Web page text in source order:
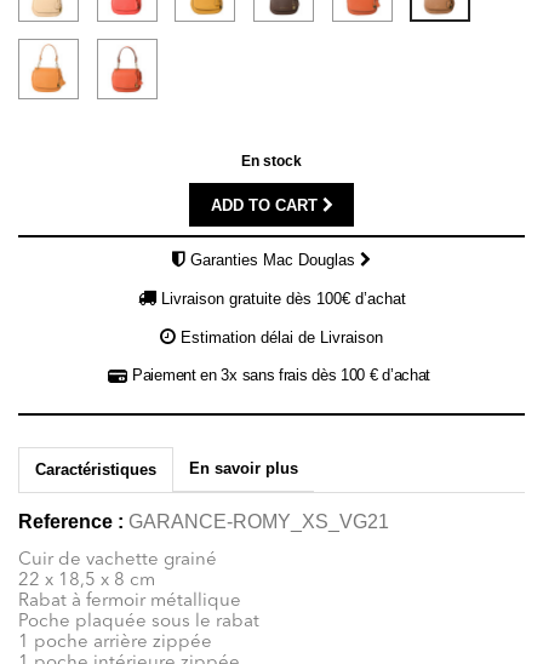
En stock
ADD TO CART
Garanties Mac Douglas
Livraison gratuite dès 100€ d’achat
Estimation délai de Livraison
Paiement en 3x sans frais dès 100 € d’achat
Caractéristiques En savoir plus
Reference : GARANCE-ROMY_XS_VG21
Cuir de vachette grainé
22 x 18,5 x 8 cm
Rabat à fermoir métallique
Poche plaquée sous le rabat
1 poche arrière zippée